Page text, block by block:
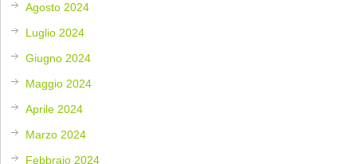
Agosto 2024
Luglio 2024
Giugno 2024
Maggio 2024
Aprile 2024
Marzo 2024
Febbraio 2024